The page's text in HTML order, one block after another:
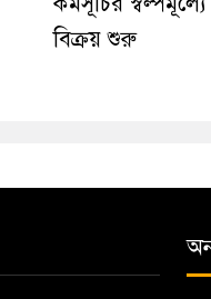
বিক্রয় শুরু